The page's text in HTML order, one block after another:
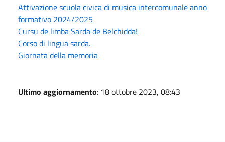
Attivazione scuola civica di musica intercomunale anno
formativo 2024/2025
Cursu de limba Sarda de Belchidda!
Corso di lingua sarda.
Giornata della memoria
Ultimo aggiornamento: 18 ottobre 2023, 08:43